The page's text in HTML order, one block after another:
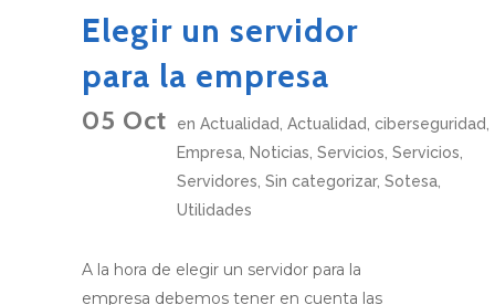
05 Oct
Elegir un servidor
para la empresa
en Actualidad Actualidad ciberseguridad
Empresa Noticias Servicios Servicios
Servidores Sin categorizar, Sotesa
Utilidades
A la hora de elegir un servidor para la
empresa debemos tener en cuenta las